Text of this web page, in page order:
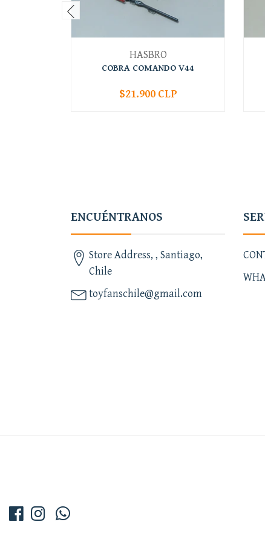
HASBRO
COBRA COMANDO V44
+
$21.900 CLP
ENCUÉNTRANOS
Store Address, , Santiago,
Chile
toyfanschile@gmail.com